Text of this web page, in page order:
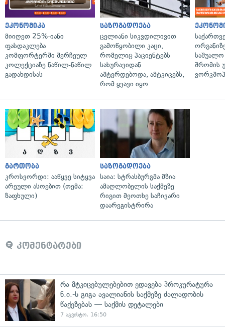
ეკონომიკა
მიიღეთ 25%-იანი
ფასდაკლება
კომფორტერში შერჩეულ
კოლექციაზე ნაწილ-ნაწილ
გადახდისას
საზოგადოება
ცელიანი სიკვდილივით
გამოწყობილი კაცი,
რომელიც პაციენტებს
სახურავიდან
აშტერდებოდა, ამტკიცებს,
რომ ყვავი იყო
საშუალო
შრომის
გართობა
კროსვორდი: ააწყვე სიტყვა
არეული ასოებით (თემა:
ზაფხული)
საზოგადოება
საია: სტრასბურგმა მზია
ამაღლობელის საქმეზე
რიგით მეოთხე საჩივარი
დაარეგისტრირა
კომენტარები
რა მტკიცებულებებით ედავება პროკურატურა
ნ.ი.-ს გიგა ავალიანის საქმეზე ძალადობის
წაქეზებას — საქმის დეტალები
7 აგვისტო, 16:50